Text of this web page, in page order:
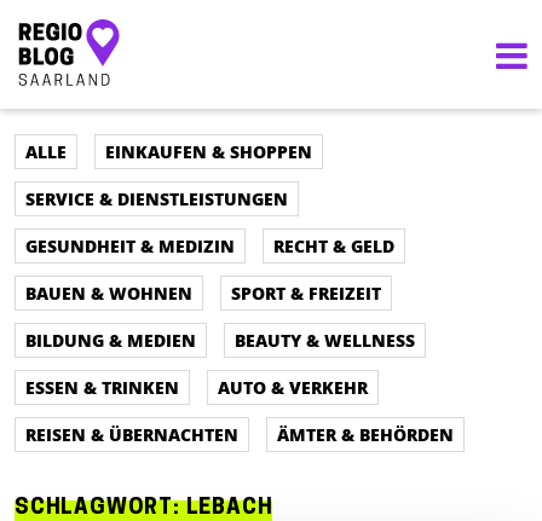
Hauptnavigation
ALLE
EINKAUFEN & SHOPPEN
SERVICE & DIENSTLEISTUNGEN
GESUNDHEIT & MEDIZIN
RECHT & GELD
BAUEN & WOHNEN
SPORT & FREIZEIT
BILDUNG & MEDIEN
BEAUTY & WELLNESS
ESSEN & TRINKEN
AUTO & VERKEHR
REISEN & ÜBERNACHTEN
ÄMTER & BEHÖRDEN
SCHLAGWORT:LEBACH